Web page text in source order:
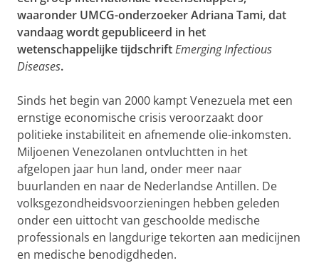
waaronder UMCG-onderzoeker Adriana Tami, dat
vandaag wordt gepubliceerd in het
wetenschappelijke tijdschriftEmerging Infectious
Diseases.
Sinds het begin van 2000 kampt Venezuela met een
ernstige economische crisis veroorzaakt door
politieke instabiliteit en afnemende olie-inkomsten.
Miljoenen Venezolanen ontvluchtten in het
afgelopen jaar hun land, onder meer naar
buurlanden en naar de Nederlandse Antillen. De
volksgezondheidsvoorzieningen hebben geleden
onder een uittocht van geschoolde medische
professionals en langdurige tekorten aan medicijnen
en medische benodigdheden.